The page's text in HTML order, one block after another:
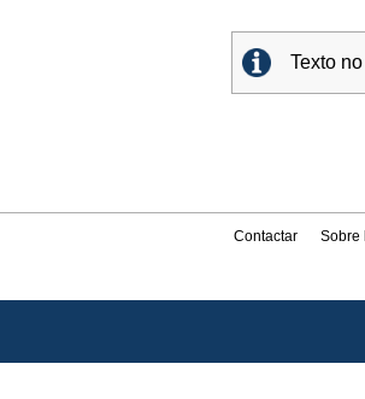
Texto
Contactar Sobre